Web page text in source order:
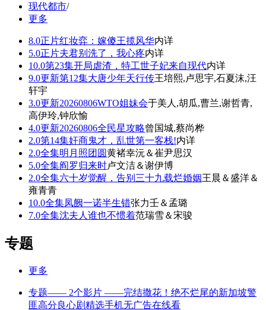
现代都市/
更多
8.0正片红妆弈：嫁傻王揽风华内详
5.0正片夫君别洗了，我心疼内详
10.0第23集开局虐渣，特工世子妃来自现代内详
9.0更新第12集大唐少年天行传王培熙,卢思宇,石夏沫,汪
轩宇
3.0更新20260806WTO姐妹会于美人,胡瓜,曹兰,谢哲青,
高伊玲,钟欣愉
4.0更新20260806全民星攻略曾国城,蔡尚桦
2.0第14集奸商鬼才，乱世第一客栈!内详
2.0全集明月照团圆黄褚幸沅＆崔尹思汉
5.0全集阎罗归来时卢文洁＆谢伊博
2.0全集六十岁觉醒，告别三十九载烂婚姻王晨＆盛洋＆
雍青青
10.0全集凤阙一诺半生错张力壬＆孟璐
7.0全集沈夫人谁也不惯着范瑞雪＆宋骏
专题
更多
专题—— 2个影片 ——完结撒花！绝不烂尾的新加坡警
匪高分良心剧精选手机无广告在线看